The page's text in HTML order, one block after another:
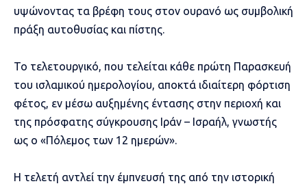
υψώνοντας τα βρέφη τους στον ουρανό ως συμβολική
πράξη αυτοθυσίας και πίστης.
Το τελετουργικό, που τελείται κάθε πρώτη Παρασκευή
του ισλαμικού ημερολογίου, αποκτά ιδιαίτερη φόρτιση
φέτος, εν μέσω αυξημένης έντασης στην περιοχή και
της πρόσφατης σύγκρουσης Ιράν – Ισραήλ, γνωστής
ως ο «Πόλεμος των 12 ημερών».
Η τελετή αντλεί την έμπνευσή της από την ιστορική